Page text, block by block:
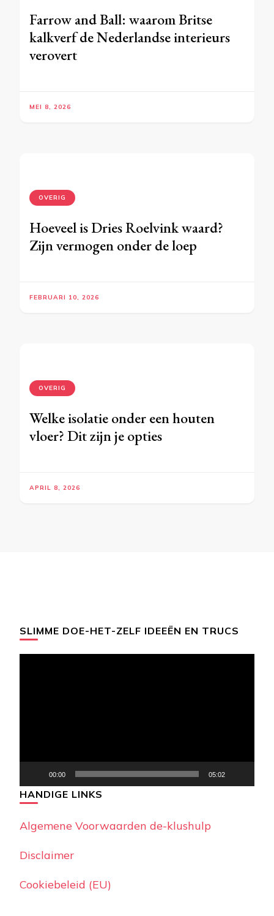
Farrow and Ball: waarom Britse
kalkverf de Nederlandse interieurs
verovert
MEI 8, 2026
OVERIG
Hoeveel is Dries Roelvink waard?
Zijn vermogen onder de loep
FEBRUARI 10, 2026
OVERIG
Welke isolatie onder een houten
vloer? Dit zijn je opties
APRIL 8, 2026
SLIMME DOE-HET-ZELF IDEEËN EN TRUCS
00:00 05:02
HANDIGE LINKS
Algemene Voorwaarden de-klushulp
Disclaimer
Cookiebeleid (EU)